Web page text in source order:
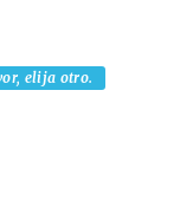
elija otro.